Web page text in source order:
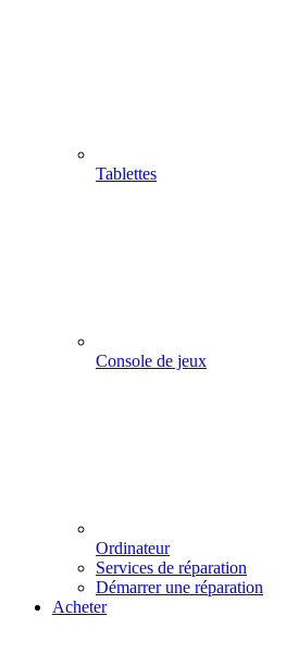
Tablettes
Console de jeux
Ordinateur
Services de réparation
Démarrer une réparation
Acheter